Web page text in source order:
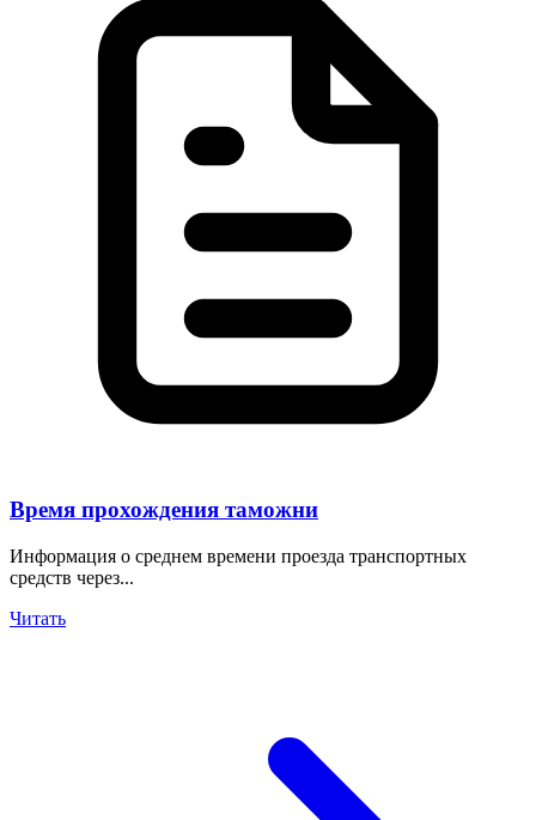
Время прохождения таможни
Информация о среднем времени проезда транспортных
средств через...
Читать